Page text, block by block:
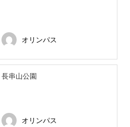
オリンパス
長串山公園
オリンパス